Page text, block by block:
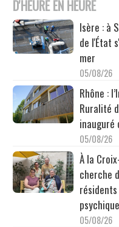
D'HEURE EN HEURE
Isère : à
de l'État
mer
05/08/26
Rhône :
Ruralité
inauguré
05/08/26
À la
cherche
psychique
05/08/26